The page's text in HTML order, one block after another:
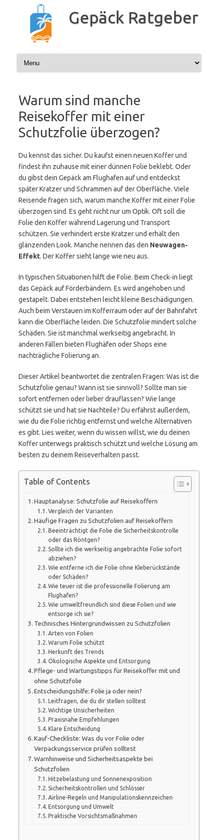
springen
Gepäck Ratgeber
Warum sind manche
Reisekoffer mit einer
Schutzfolie überzogen?
Du kennst das sicher. Du kaufst einen neuen Koffer und
findest ihn zuhause mit einer dünnen Folie beklebt. Oder
du gibst dein Gepäck am Flughafen auf und entdeckst
später Kratzer und Schrammen auf der Oberfläche. Viele
Reisende fragen sich, warum manche Koffer mit einer Folie
überzogen sind. Es geht nicht nur um Optik. Oft soll die
Folie den Koffer während Lagerung und Transport
schützen. Sie verhindert erste Kratzer und erhält den
glänzenden Look. Manche nennen das den Neuwagen-
Effekt. Der Koffer sieht lange wie neu aus.
In typischen Situationen hilft die Folie. Beim Check-in liegt
das Gepäck auf Förderbändern. Es wird angehoben und
gestapelt. Dabei entstehen leicht kleine Beschädigungen.
Auch beim Verstauen im Kofferraum oder auf der Bahnfahrt
kann die Oberfläche leiden. Die Schutzfolie mindert solche
Schäden. Sie ist manchmal werkseitig angebracht. In
anderen Fällen bieten Flughäfen oder Shops eine
nachträgliche Folierung an.
Dieser Artikel beantwortet die zentralen Fragen: Was ist die
Schutzfolie genau? Wann ist sie sinnvoll? Sollte man sie
sofort entfernen oder lieber drauflassen? Wie lange
schützt sie und hat sie Nachteile? Du erfährst außerdem,
wie du die Folie richtig entfernst und welche Alternativen
es gibt. Lies weiter, wenn du wissen willst, wie du deinen
Koffer unterwegs praktisch schützt und welche Lösung am
besten zu deinem Reiseverhalten passt.
Table of Contents
Hauptanalyse: Schutzfolie auf Reisekoffern
Vergleich der Varianten
Häufige Fragen zu Schutzfolien auf Reisekoffern
Beeinträchtigt die Folie die Sicherheitskontrolle
oder das Röntgen?
Sollte ich die werkseitig angebrachte Folie sofort
abziehen?
Wie entferne ich die Folie ohne Kleberückstände
oder Schäden?
Wie teuer ist die professionelle Folierung am
Flughafen?
Wie umweltfreundlich sind diese Folien und wie
entsorge ich sie?
Technisches Hintergrundwissen zu Schutzfolien
Arten von Folien
Warum Folie schützt
Herkunft des Trends
Ökologische Aspekte und Entsorgung
Pflege- und Wartungstipps für Reisekoffer mit und
ohne Schutzfolie
Entscheidungshilfe: Folie ja oder nein?
Leitfragen, die du dir stellen solltest
Wichtige Unsicherheiten
Praxisnahe Empfehlungen
Klare Entscheidung
Kauf-Checkliste: Was du vor Folie oder
Verpackungsservice prüfen solltest
Warnhinweise und Sicherheitsaspekte bei
Schutzfolien
Hitzebelastung und Sonnenexposition
Sicherheitskontrollen und Schlösser
Airline-Regeln und Manipulationskennzeichen
Entsorgung und Umwelt
Praktische Vorsichtsmaßnahmen